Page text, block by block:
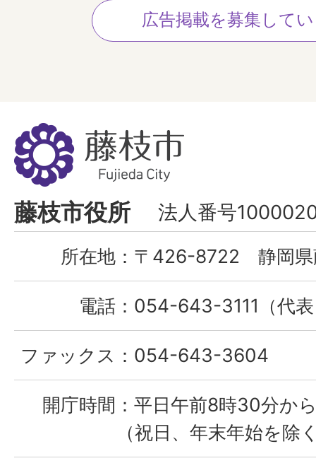
広告掲載を募集して
藤
枝
市
Fujieda
City
藤枝市役所 法人番号
所在地： 〒426-8722 静岡県
電話： 054-643-3111（代
ファックス： 054-643-3604
開庁時間： 平日午前8時30分か
（祝日、年末年始を除